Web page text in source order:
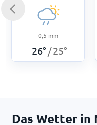
0,5 mm
26° /25°
Das Wetter in